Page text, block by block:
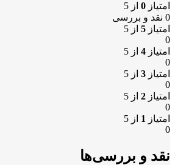
امتیاز 0 از 5
0 نقد و بررسی
امتیاز 5 از 5
0
امتیاز 4 از 5
0
امتیاز 3 از 5
0
امتیاز 2 از 5
0
امتیاز 1 از 5
0
نقد و بررسی‌ها